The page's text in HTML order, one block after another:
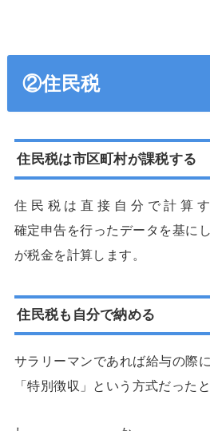
②住民税
住民税は市区町村が課税する
住民税は直接自分で計算
確定申告を行ったデータを基に
が税金を計算します。
住民税も自分で納める
サラリーマンであれば給与の際
「特別徴収」という方式だった